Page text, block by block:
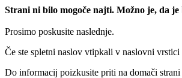
Strani ni bilo mogoče najti. Možno je, da
Prosimo poskusite naslednje.
Če ste spletni naslov vtipkali v naslovni
Do informacij poizkusite priti na domači strani